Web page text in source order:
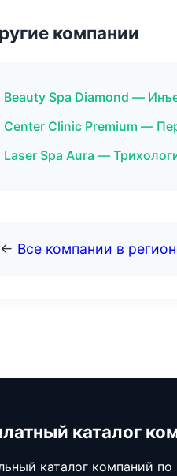
компании
Beauty Spa Diamond —
Center Clinic Premium —
Laser Spa Aura —
← Все компании в
каталог
каталог компаний по